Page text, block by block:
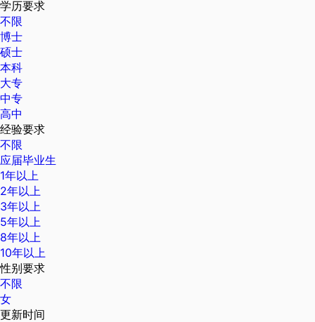
学历要求
不限
博士
硕士
本科
大专
中专
高中
经验要求
不限
应届毕业生
1年以上
2年以上
3年以上
5年以上
8年以上
10年以上
性别要求
不限
女
更新时间